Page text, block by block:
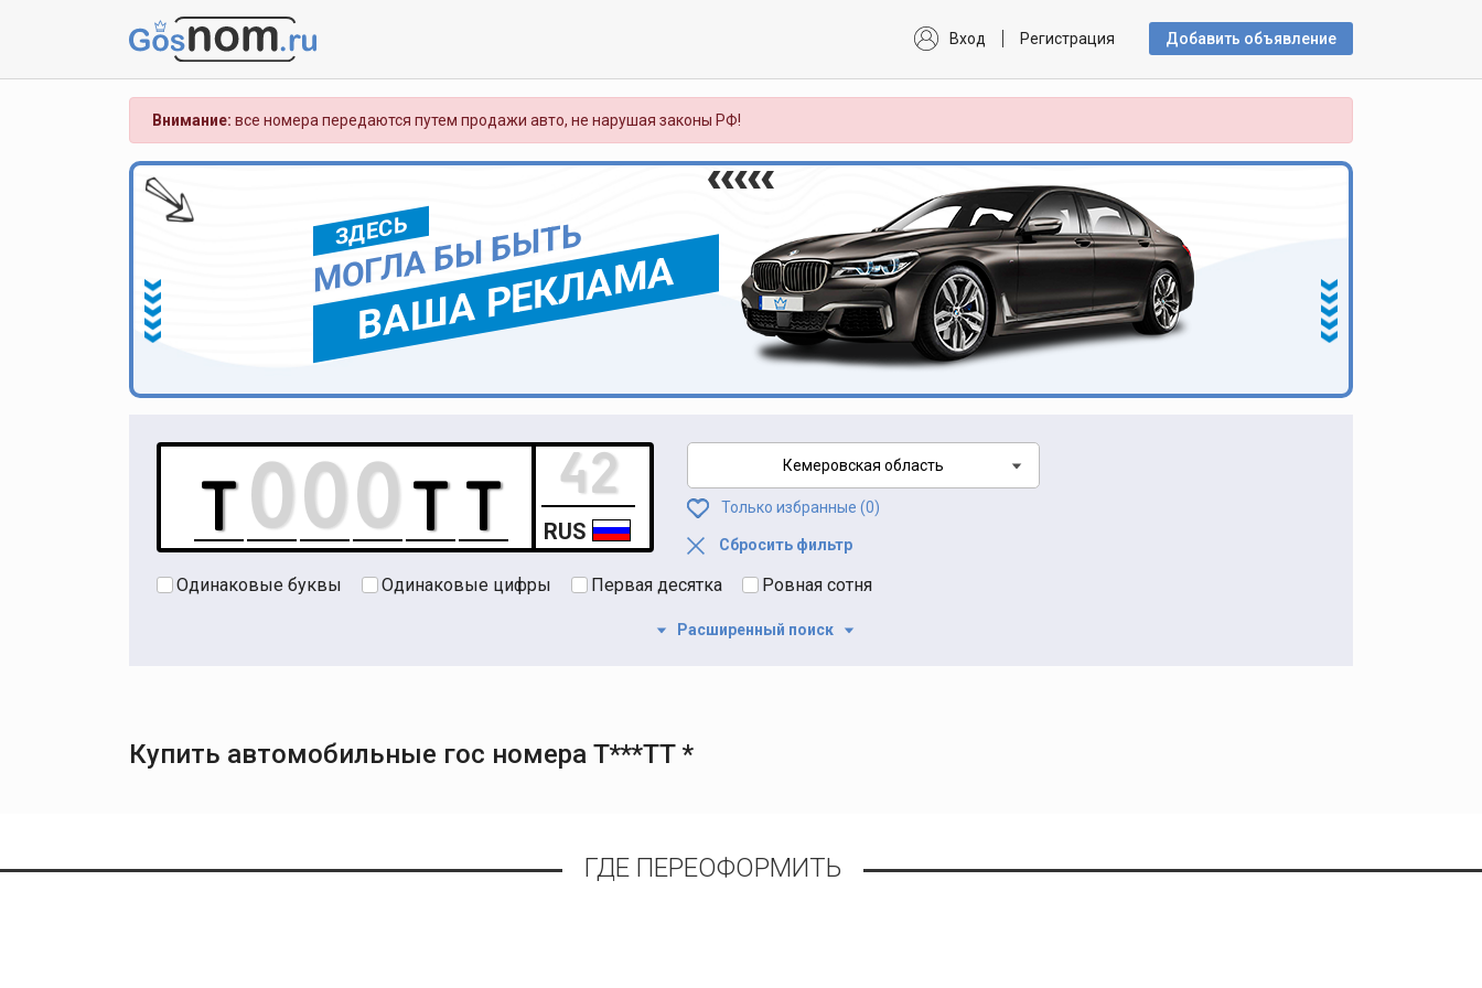
Вход Регистрация Добавить объявлениe
Внимание: все номера передаются путем продажи авто, не нарушая законы РФ!
ЗДЕСЬ
МОГЛА БЫ БЫТЬ
ВАША РЕКЛАМА
RUS
Кемеровская область
Только избранные (0)
Сбросить фильтр
Одинаковые буквы Одинаковые цифры Первая десятка Ровная сотня
Расширенный поиск
Купить автомобильные гос номера Т***ТТ *
ГДЕ ПЕРЕОФОРМИТЬ